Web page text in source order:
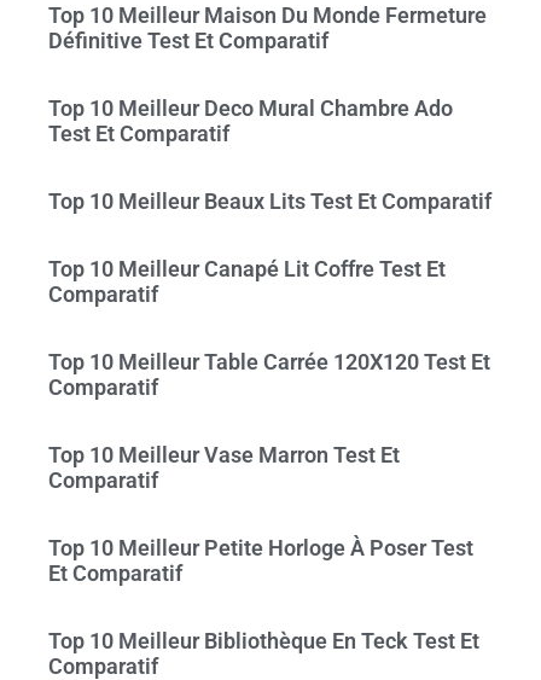
Top 10 Meilleur Maison Du Monde Fermeture
Définitive Test Et Comparatif
Top 10 Meilleur Deco Mural Chambre Ado
Test Et Comparatif
Top 10 Meilleur Beaux Lits Test Et Comparatif
Top 10 Meilleur Canapé Lit Coffre Test Et
Comparatif
Top 10 Meilleur Table Carrée 120X120 Test Et
Comparatif
Top 10 Meilleur Vase Marron Test Et
Comparatif
Top 10 Meilleur Petite Horloge À Poser Test
Et Comparatif
Top 10 Meilleur Bibliothèque En Teck Test Et
Comparatif